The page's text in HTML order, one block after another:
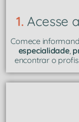
1. Acesse
Comece
especialidade,
encontrar o